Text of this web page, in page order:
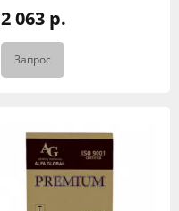
2 063 р.
Запрос